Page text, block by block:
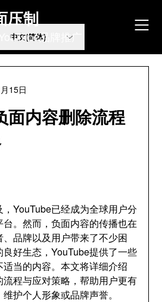
压制
品牌推广
内容删除流程
15日
YouTube已经成为全球用户分
。然而，负面内容的传播也在
品牌以及用户带来了不少困
好生态，YouTube提供了一些
当的内容。本文将详细介绍
程与应对策略，帮助用户更有
护个人形象或品牌声誉。